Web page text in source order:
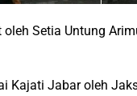
Setia Untung
Kajati Jabar oleh